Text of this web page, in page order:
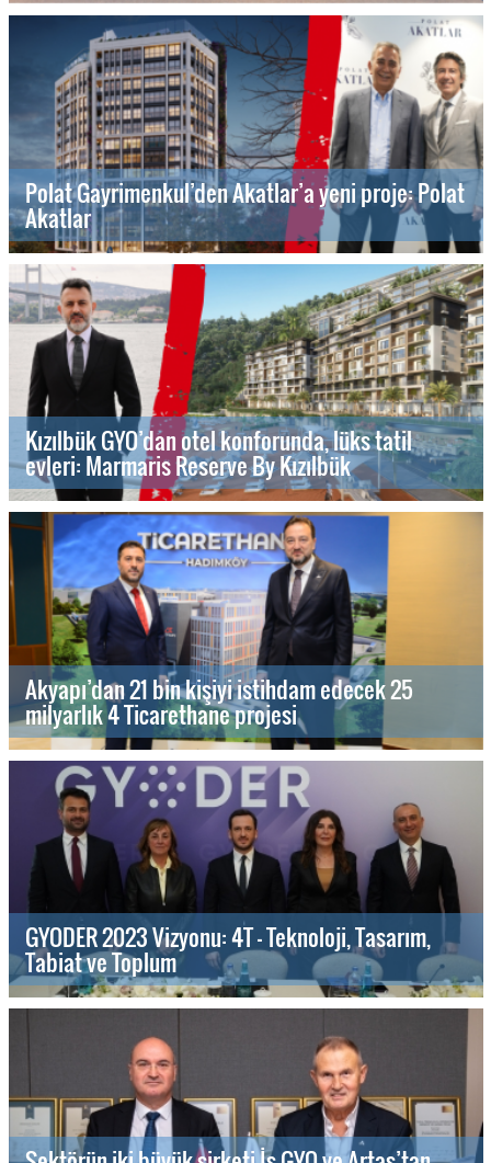
Polat Gayrimenkul’den Akatlar’a yeni proje: Polat
Akatlar
Kızılbük GYO’dan otel konforunda, lüks tatil
evleri: Marmaris Reserve By Kızılbük
Akyapı’dan 21 bin kişiyi istihdam edecek 25
milyarlık 4 Ticarethane projesi
GYODER 2023 Vizyonu: 4T - Teknoloji, Tasarım,
Tabiat ve Toplum